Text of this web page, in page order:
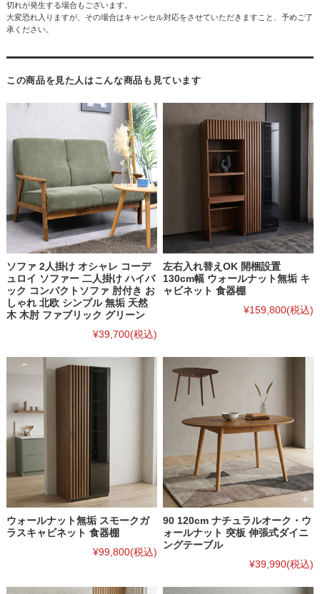
切れが発生する場合もございます。
大変恐れ入りますが、その場合はキャンセル対応をさせていただきますこと、予めご了
承ください。
この商品を見た人はこんな商品も見ています
ソファ 2人掛け オシャレ コーデ
ュロイ ソファー 二人掛け ハイバ
ック コンパクトソファ 肘付き お
しゃれ 北欧 シンプル 無垢 天然
木 木肘 ファブリック グリーン
¥39,700(税込)
左右入れ替えOK 開梱設置
130cm幅 ウォールナット無垢 キ
ャビネット 食器棚
¥159,800(税込)
ウォールナット無垢 スモークガ
ラスキャビネット 食器棚
¥99,800(税込)
90 120cm ナチュラルオーク・ウ
ォールナット 突板 伸張式ダイニ
ングテーブル
¥39,990(税込)